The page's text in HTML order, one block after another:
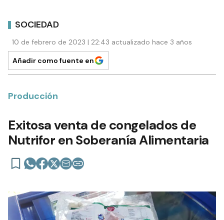
SOCIEDAD
10 de febrero de 2023 | 22:43 actualizado hace 3 años
Añadir como fuente en
Producción
Exitosa venta de congelados de
Nutrifor en Soberanía Alimentaria